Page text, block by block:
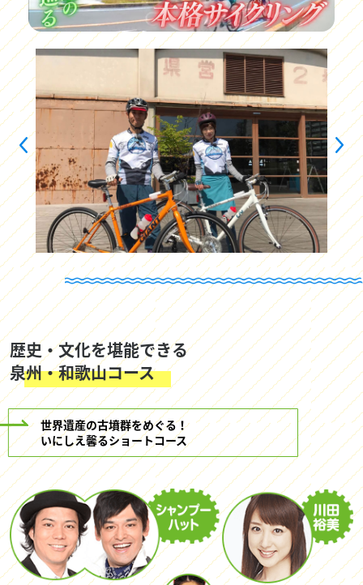
歴史・文化を堪能できる
泉州・和歌山コース
世界遺産の古墳群をめぐる！
いにしえ馨るショートコース